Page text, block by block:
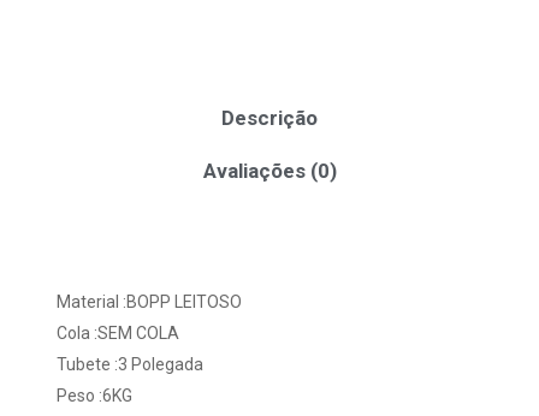
Descrição
Avaliações (0)
Material :BOPP LEITOSO
Cola :SEM COLA
Tubete :3 Polegada
Peso :6KG